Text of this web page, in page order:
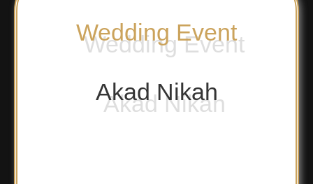
Wedding Event
Akad Nikah